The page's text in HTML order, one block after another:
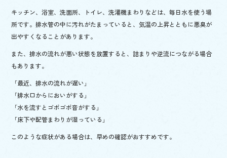
キッチン、浴室、洗面所、トイレ、洗濯機まわりなどは、毎日水を使う場
所です。排水管の中に汚れがたまっていると、気温の上昇とともに悪臭が
出やすくなることがあります。
また、排水の流れが悪い状態を放置すると、詰まりや逆流につながる場合
もあります。
「最近、排水の流れが遅い」
「排水口からにおいがする」
「水を流すとゴボゴボ音がする」
「床下や配管まわりが湿っている」
このような症状がある場合は、早めの確認がおすすめです。